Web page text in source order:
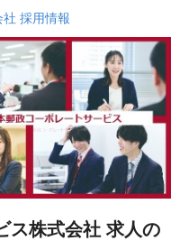
採用情報
ス株式会社 求人の